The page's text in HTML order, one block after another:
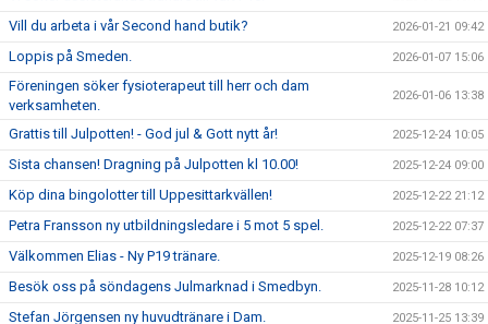
Vill du arbeta i vår Second hand butik? 2026-01-21 09:42
Loppis på Smeden. 2026-01-07 15:06
Föreningen söker fysioterapeut till herr och dam
verksamheten.
2026-01-06 13:38
Grattis till Julpotten! - God jul & Gott nytt år! 2025-12-24 10:05
Sista chansen! Dragning på Julpotten kl 10.00! 2025-12-24 09:00
Köp dina bingolotter till Uppesittarkvällen! 2025-12-22 21:12
Petra Fransson ny utbildningsledare i 5 mot 5 spel. 2025-12-22 07:37
Välkommen Elias - Ny P19 tränare. 2025-12-19 08:26
Besök oss på söndagens Julmarknad i Smedbyn. 2025-11-28 10:12
Stefan Jörgensen ny huvudtränare i Dam. 2025-11-25 13:39